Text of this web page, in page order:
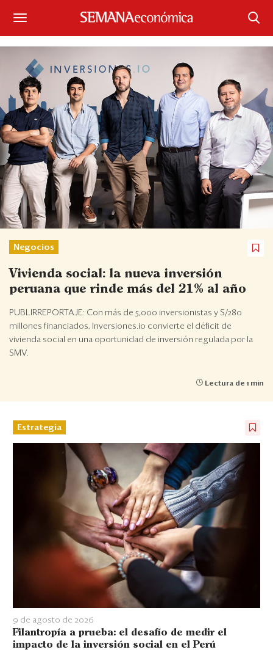
Suscríbase
Iniciar sesión
Portada
¿Qué está pasando?
Sectores y Empresas
Management
Economía y Finanzas
Legal y Política
Eventos
Ranking CEO
Negocios
Vivienda social: la nueva inversión
peruana que rinde más del 21% al año
PUBLIRREPORTAJE: Con más de 5,000 inversionistas y S/280
millones financiados, Inversiones.io convierte el déficit de
vivienda social en una oportunidad de inversión regulada por la
SMV.
Lectura de 1 min
Estrategia
9 de agosto de 2026
Filantropía a prueba: el desafío de medir el
impacto de la inversión social en el Perú